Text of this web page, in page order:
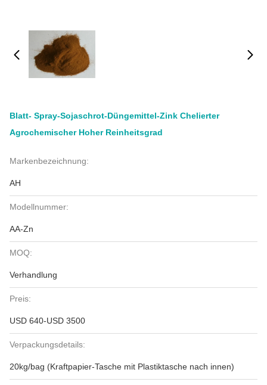
Blatt- Spray-Sojaschrot-Düngemittel-Zink Chelierter
Agrochemischer Hoher Reinheitsgrad
Markenbezeichnung:
AH
Modellnummer:
AA-Zn
MOQ:
Verhandlung
Preis:
USD 640-USD 3500
Verpackungsdetails:
20kg/bag (Kraftpapier-Tasche mit Plastiktasche nach innen)